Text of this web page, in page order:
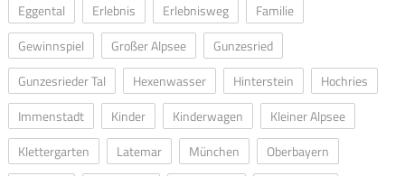
Eggental
Erlebnis Erlebnisweg
Familie
Gewinnspiel
Großer Alpsee
Gunzesried
Gunzesrieder Tal
Hexenwasser Hinterstein
Hochries
Immenstadt
Kinder Kinderwagen
Kleiner Alpsee
Klettergarten
Latemar München
Oberbayern